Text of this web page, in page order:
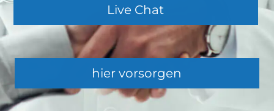
Live Chat
hier vorsorgen